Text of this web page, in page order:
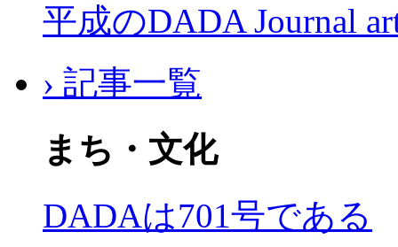
平成のDADA Journal
› 記事一覧
まち・文化
DADAは701号である